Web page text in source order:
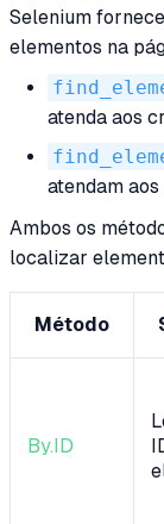
Selenium
elementos na
atenda aos
atendam
Ambos os
localizar
Método
By.ID